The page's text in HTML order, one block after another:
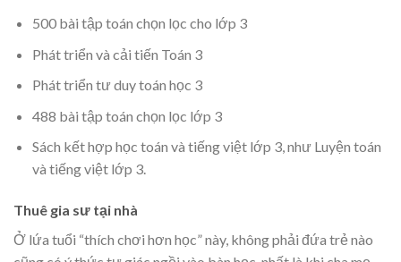
500 bài tập toán chọn lọc cho lớp 3
Phát triển và cải tiến Toán 3
Phát triển tư duy toán học 3
488 bài tập toán chọn lọc lớp 3
Sách kết hợp học toán và tiếng việt lớp 3, như Luyện toán
và tiếng việt lớp 3.
Thuê gia sư tại nhà
Ở lứa tuổi “thích chơi hơn học” này, không phải đứa trẻ nào